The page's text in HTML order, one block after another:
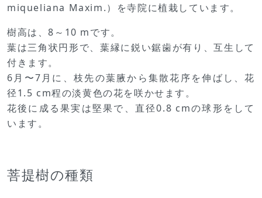
miqueliana Maxim.）を寺院に植栽しています。
樹高は、8～10 mです。
葉は三角状円形で、葉縁に鋭い鋸歯が有り、互生して
付きます。
6月〜7月に、枝先の葉腋から集散花序を伸ばし、花
径1.5 cm程の淡黄色の花を咲かせます。
花後に成る果実は堅果で、直径0.8 cmの球形をして
います。
菩提樹の種類